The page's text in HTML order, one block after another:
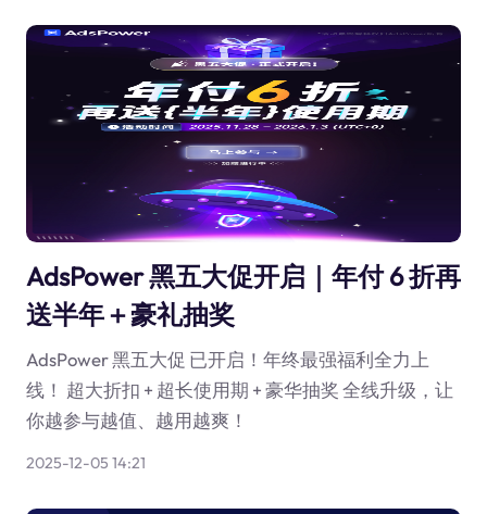
AdsPower 黑五大促开启｜年付 6 折再
送半年＋豪礼抽奖
AdsPower 黑五大促 已开启！年终最强福利全力上
线！ 超大折扣 + 超长使用期 + 豪华抽奖 全线升级，让
你越参与越值、越用越爽！
2025-12-05 14:21